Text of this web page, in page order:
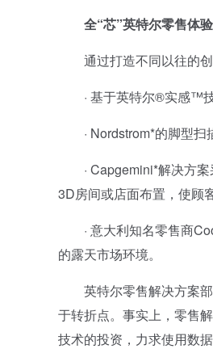
全“芯”英特尔零售体验
通过打造不同以往的创
· 基于英特尔®实感™技
· Nordstrom*的脚型扫
· Capgemini*解决方案
3D房间或店面布置，使顾
· 意大利知名零售商
的露天市场环境。
英特尔零售解决方案部
于转折点。事实上，零售
技术的投资，力求使用数